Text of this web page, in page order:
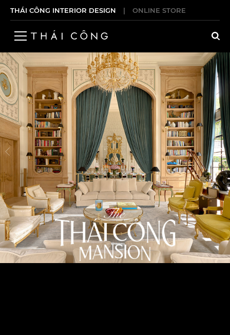
THÁI CÔNG INTERIOR DESIGN | ONLINE STORE